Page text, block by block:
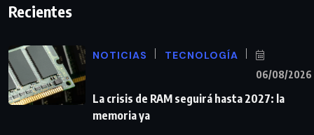
Recientes
NOTICIAS TECNOLOGÍA
06/08/2026
La crisis de RAM seguirá hasta 2027: la
memoria ya